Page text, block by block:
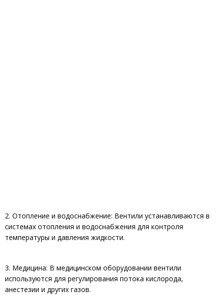
2. Отопление и водоснабжение: Вентили устанавливаются в
системах отопления и водоснабжения для контроля
температуры и давления жидкости.
3. Медицина: В медицинском оборудовании вентили
используются для регулирования потока кислорода,
анестезии и других газов.